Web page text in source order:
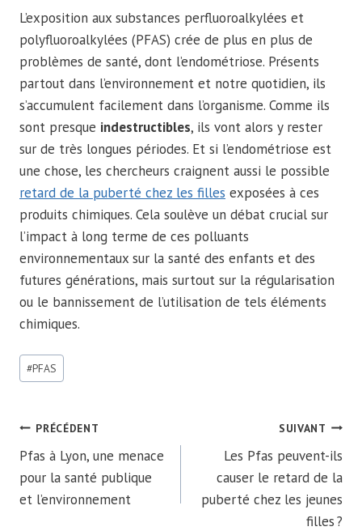
L’exposition aux substances perfluoroalkylées et
polyfluoroalkylées (PFAS) crée de plus en plus de
problèmes de santé, dont l’endométriose. Présents
partout dans l’environnement et notre quotidien, ils
s’accumulent facilement dans l’organisme. Comme ils
sont presque indestructibles, ils vont alors y rester
sur de très longues périodes. Et si l’endométriose est
une chose, les chercheurs craignent aussi le possible
retard de la puberté chez les filles exposées à ces
produits chimiques. Cela soulève un débat crucial sur
l’impact à long terme de ces polluants
environnementaux sur la santé des enfants et des
futures générations, mais surtout sur la régularisation
ou le bannissement de l’utilisation de tels éléments
chimiques.
Étiquettes
de
publication :
#PFAS
NAVIGATION
DE
L’ARTICLE
PRÉCÉDENT
Pfas à Lyon, une menace
pour la santé publique
et l’environnement
SUIVANT
Les Pfas peuvent-ils
causer le retard de la
puberté chez les jeunes
filles ?